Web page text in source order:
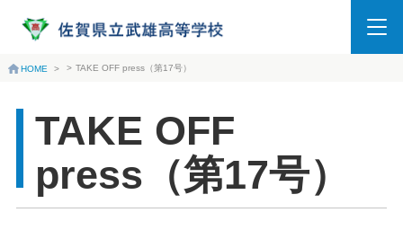
HOME > > TAKE OFF press（第17号）
TAKE OFF
press（第17号）